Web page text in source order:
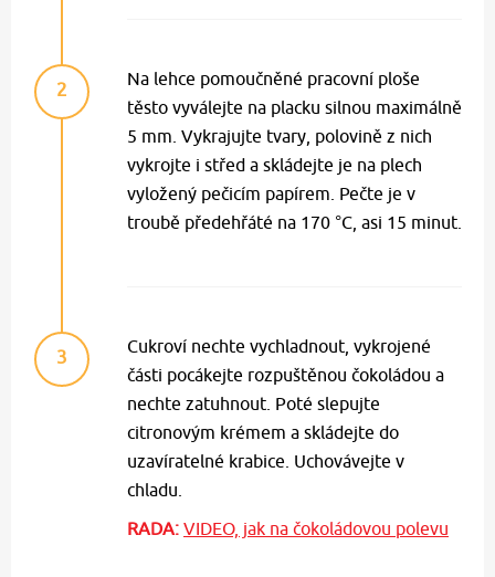
2
Na lehce pomoučněné pracovní ploše
těsto vyválejte na placku silnou maximálně
5 mm. Vykrajujte tvary, polovině z nich
vykrojte i střed a skládejte je na plech
vyložený pečicím papírem. Pečte je v
troubě předehřáté na 170 °C, asi 15 minut.
3
Cukroví nechte vychladnout, vykrojené
části pocákejte rozpuštěnou čokoládou a
nechte zatuhnout. Poté slepujte
citronovým krémem a skládejte do
uzavíratelné krabice. Uchovávejte v
chladu.
RADA: VIDEO, jak na čokoládovou polevu